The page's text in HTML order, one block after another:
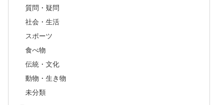
質問・疑問
社会・生活
スポーツ
食べ物
伝統・文化
動物・生き物
未分類